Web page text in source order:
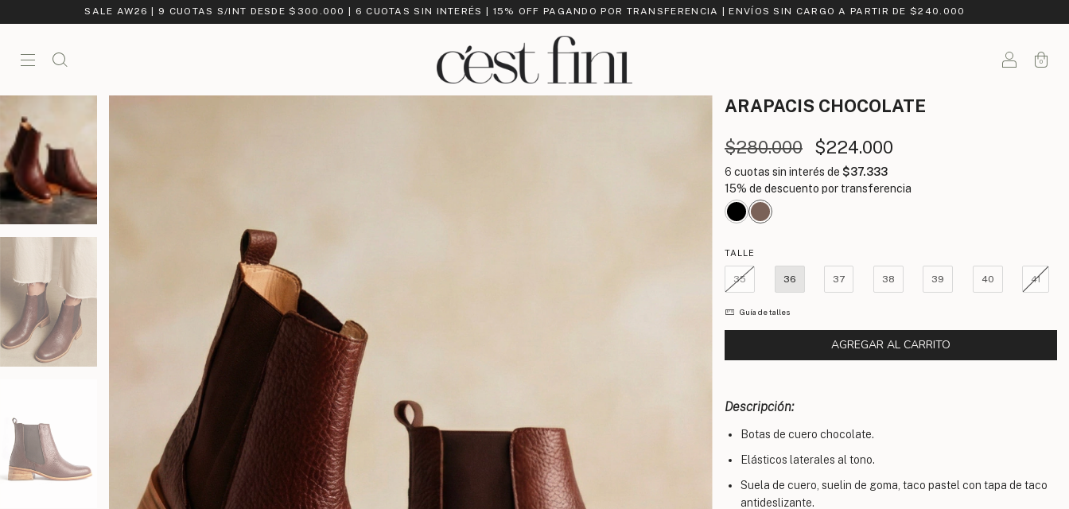
SALE AW26 | 9 CUOTAS S/INT DESDE $300.000 | 6 CUOTAS SIN INTERÉS | 15% OFF PAGANDO POR TRANSFERENCIA | ENVÍOS SIN CARGO A PARTIR DE $240.000
0
ARAPACIS
CHOCOLATE
$280.000
$224.000
6 cuotas sin interés de $37.333
TALLE
35 36 37 38 39 40 41
Guía de talles
Descripción:
Botas de cuero chocolate.
Elásticos laterales al tono.
Suela de cuero, suelin de goma, taco pastel con tapa de taco
antideslizante.